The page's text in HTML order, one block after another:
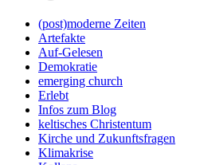
(post)moderne Zeiten
Artefakte
Auf-Gelesen
Demokratie
emerging church
Erlebt
Infos zum Blog
keltisches Christentum
Kirche und Zukunftsfragen
Klimakrise